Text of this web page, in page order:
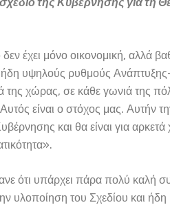
έχει μόνο οικονομική, αλλά
υψηλούς ρυθμούς Ανάπτυξης-
της χώρας, σε κάθε γωνιά της
είναι ο στόχος μας. Αυτήν
και θα είναι για
ότι υπάρχει πάρα πολύ καλή
υλοποίηση του Σχεδίου και